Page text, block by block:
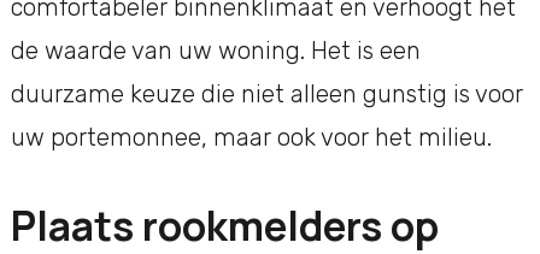
comfortabeler binnenklimaat en verhoogt het
de waarde van uw woning. Het is een
duurzame keuze die niet alleen gunstig is voor
uw portemonnee, maar ook voor het milieu.
Plaats rookmelders op